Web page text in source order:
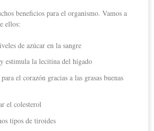
beneficios para el organismo. Vamos a
ellos:
de azúcar en la sangre
estimula la lecitina del hígado
el corazón gracias a las grasas buenas
el colesterol
tipos de tiroides